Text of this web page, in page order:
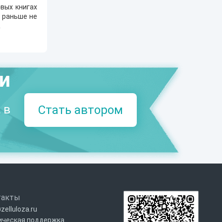
книгах
раньше не
в
Стать автором
поддержка